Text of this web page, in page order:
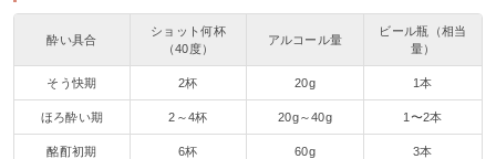
酔い具合
ショット何杯
（40度）
アルコール量
ビール瓶（相当
量）
そう快期 2杯 20g 1本
ほろ酔い期 2～4杯 20g～40g 1〜2本
酩酊初期 6杯 60g 3本